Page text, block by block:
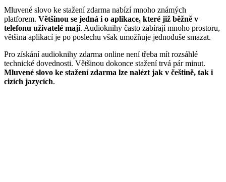
Mluvené slovo ke stažení zdarma nabízí mnoho známých
platforem. Většinou se jedná i o aplikace, které již běžně v
telefonu uživatelé mají. Audioknihy často zabírají mnoho prostoru,
většina aplikací je po poslechu však umožňuje jednoduše smazat.
Pro získání audioknihy zdarma online není třeba mít rozsáhlé
technické dovednosti. Většinou dokonce stažení trvá pár minut.
Mluvené slovo ke stažení zdarma lze nalézt jak v češtině, tak i
cizích jazycích.